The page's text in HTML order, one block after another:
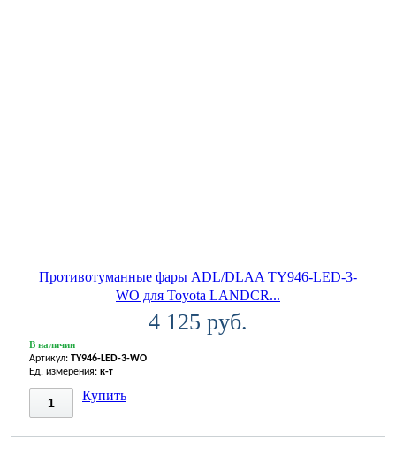
Противотуманные фары ADL/DLAA TY946-LED-3-
WO для Toyota LANDCR...
4 125 руб.
В наличии
Артикул: TY946-LED-3-WO
Ед. измерения: к-т
Купить